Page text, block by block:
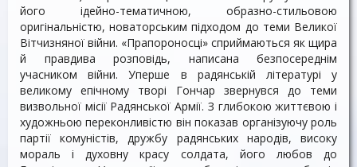
його ідейно-тематичною, образно-стильовою
оригінальністю, новаторським підходом до теми Великої
Вітчизняної війни. «Прапороносці» сприймаються як щира
й правдива розповідь, написана безпосереднім
учасником війни. Уперше в радянській літературі у
великому епічному творі Гончар звернувся до теми
визвольної місії Радянської Армії. З глибокою життєвою і
художньою переконливістю він показав організуючу роль
партії комуністів, дружбу радянських народів, високу
мораль і духовну красу солдата, його любов до